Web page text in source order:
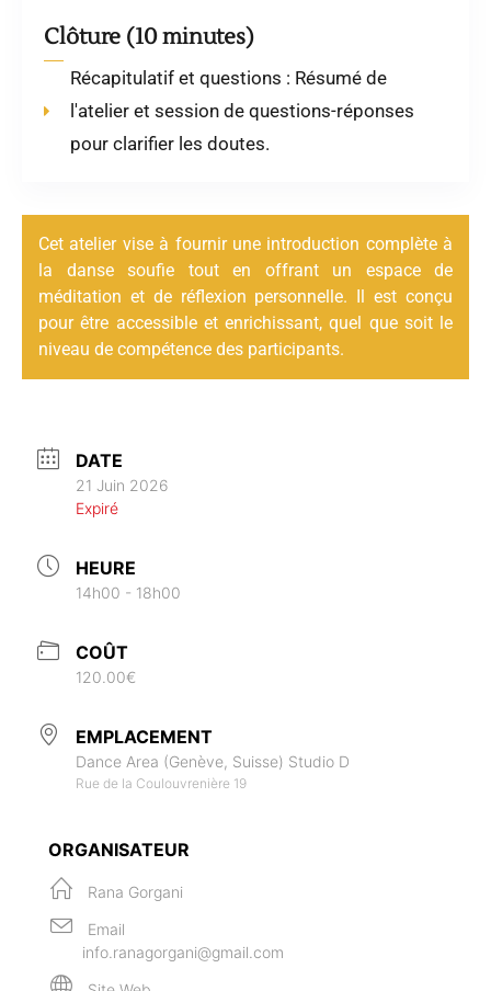
Clôture (10 minutes)
Récapitulatif et questions : Résumé de
l'atelier et session de questions-réponses
pour clarifier les doutes.
Cet atelier vise à fournir une introduction complète à
la danse soufie tout en offrant un espace de
méditation et de réflexion personnelle. Il est conçu
pour être accessible et enrichissant, quel que soit le
niveau de compétence des participants.
DATE
21 Juin 2026
Expiré
HEURE
14h00 - 18h00
COÛT
120.00€
EMPLACEMENT
Dance Area (Genève, Suisse) Studio D
Rue de la Coulouvrenière 19
ORGANISATEUR
Rana Gorgani
Email
info.ranagorgani@gmail.com